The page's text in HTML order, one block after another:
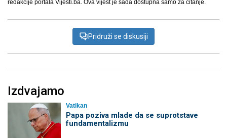
redakcije portala Vijesti.ba. Ova vijest je sada dostupna samo za čitanje.
Pridruži se diskusiji
Izdvajamo
Vatikan
Papa poziva mlade da se suprotstave
fundamentalizmu